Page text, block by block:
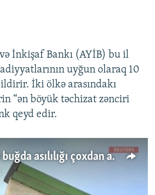
İnkişaf Bankı (AYİB) bu il
uyğun olaraq 10
İki ölkə arasındakı
“ən böyük təchizat zənciri
qeyd edir.
Ekspert: 'Rusiyadan buğda asılılığı çoxdan aradan qaldırılmalı idi'